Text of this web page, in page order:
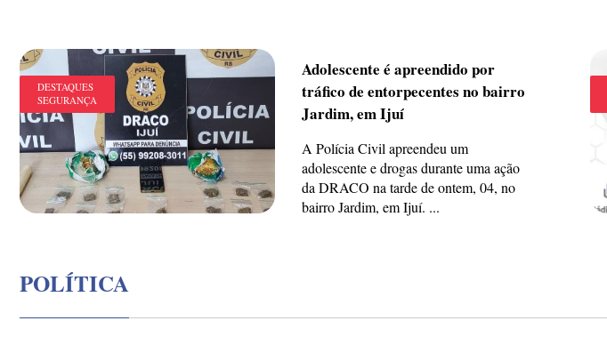
DESTAQUES
SEGURANÇA
Adolescente é apreendido por
tráfico de entorpecentes no bairro
Jardim, em Ijuí
A Polícia Civil apreendeu um
adolescente e drogas durante uma ação
da DRACO na tarde de ontem, 04, no
bairro Jardim, em Ijuí. ...
POLÍTICA